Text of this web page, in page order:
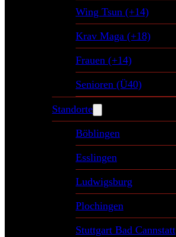
Wing Tsun (+14)
Krav Maga (+18)
Frauen (+14)
Senioren (Ü40)
Standorte
Böblingen
Esslingen
Ludwigsburg
Plochingen
Stuttgart Bad Cannstatt